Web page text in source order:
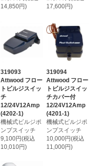
14,850円)
17,600円)
319093
Attwood フロー
トビルジスイッ
チ
12/24V12Amp
(4202-1)
機械式ビルジポ
ンプスイッチ
9,100円(税込
10,010円)
319094
Attwood フロー
トビルジスイッ
チカバー付
12/24V12Amp
(4201-1)
機械式ビルジポ
ンプスイッチ
10,000円(税込
11,000円)